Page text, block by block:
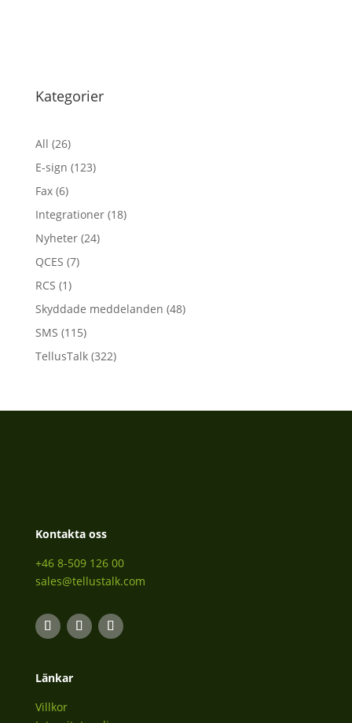
Kategorier
All (26)
E-sign (123)
Fax(6)
Integrationer(18)
Nyheter(24)
QCES (7)
RCS (1)
Skyddade meddelanden (48)
SMS (115)
TellusTalk(322)
Kontakta oss
+46 8-509 126 00
sales@tellustalk.com
Länkar
Villkor